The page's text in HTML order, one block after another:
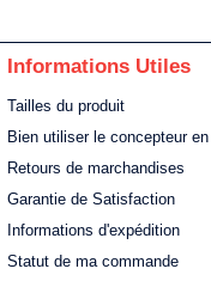
Informations Utiles
Tailles du produit
Bien utiliser le concepteur
Retours de marchandises
Garantie de Satisfaction
Informations d'expédition
Statut de ma commande